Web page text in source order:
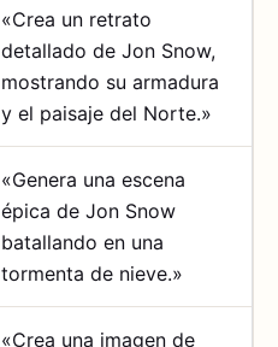
«Crea un retrato
detallado de Jon Snow,
mostrando su armadura
y el paisaje del Norte.»
«Genera una escena
épica de Jon Snow
batallando en una
tormenta de nieve.»
«Crea una imagen de